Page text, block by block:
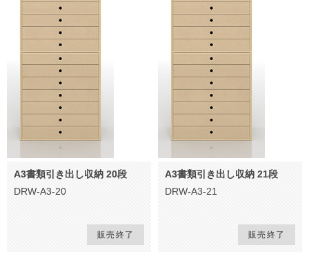
A3書類引き出し収納 20段
DRW-A3-20
販売終了
A3書類引き出し収納 21段
DRW-A3-21
販売終了